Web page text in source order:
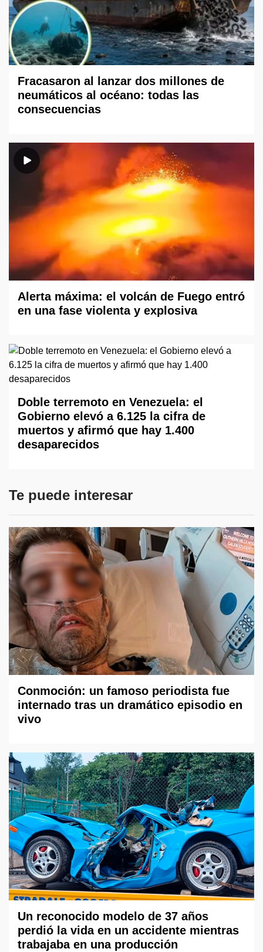
Fracasaron al lanzar dos millones de
neumáticos al océano: todas las
consecuencias
Alerta máxima: el volcán de Fuego entró
en una fase violenta y explosiva
Doble terremoto en Venezuela: el
Gobierno elevó a 6.125 la cifra de
muertos y afirmó que hay 1.400
desaparecidos
Te puede interesar
Conmoción: un famoso periodista fue
internado tras un dramático episodio en
vivo
Un reconocido modelo de 37 años
perdió la vida en un accidente mientras
trabajaba en una producción